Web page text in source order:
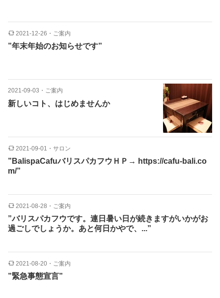
2021-12-26 ・ ご案内
”年末年始のお知らせです”
2021-09-03 ・ ご案内
新しいコト、はじめませんか
2021-09-01 ・ サロン
”BalispaCafuバリスパカフウＨＰ→ https://cafu-bali.co
m/”
2021-08-28 ・ ご案内
”バリスパカフウです。連日暑い日が続きますがいかがお
過ごしでしょうか。あと何日かやで、...”
2021-08-20 ・ ご案内
”緊急事態宣言”